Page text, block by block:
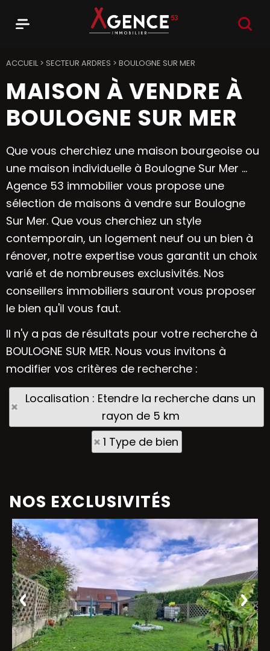
ACCUEIL> SECTEUR ARDRES > BOULOGNE SUR MER
MAISON À VENDRE À
BOULOGNE SUR MER
Que vous cherchiez une maison bourgeoise ou
une maison individuelle à Boulogne Sur Mer ...
Agence 53 immobilier vous propose une
sélection de maisons à vendre sur Boulogne
Sur Mer. Que vous cherchiez un style
contemporain, un logement neuf ou un bien à
rénover, notre expertise vous garantit un choix
varié et de nombreuses exclusivités. Nos
conseillers immobiliers sauront vous proposer
le bien qu'il vous faut.
Il n'y a pas de résultats pour votre recherche à
BOULOGNE SUR MER. Nous vous invitons à
modifier vos critères de recherche :
Localisation : Etendre la recherche dans un
rayon de 5 km
1 Type de bien
NOS EXCLUSIVITÉS